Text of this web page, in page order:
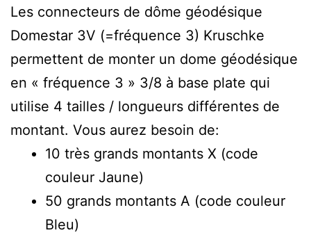
Les connecteurs de dôme géodésique
Domestar 3V (=fréquence 3) Kruschke
permettent de monter un dome géodésique
en « fréquence 3 » 3/8 à base plate qui
utilise 4 tailles / longueurs différentes de
montant. Vous aurez besoin de:
10 très grands montants X (code
couleur Jaune)
50 grands montants A (code couleur
Bleu)